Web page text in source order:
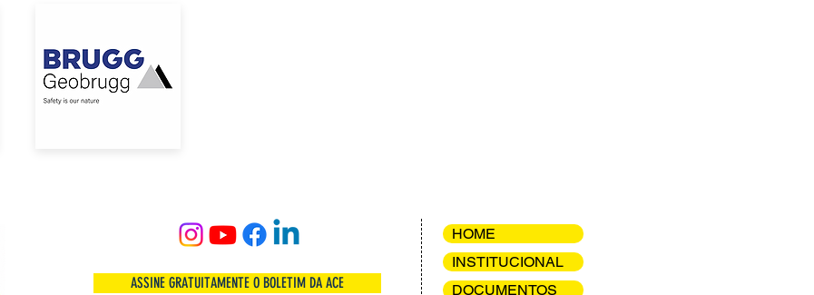
ASSINE GRATUITAMENTE O BOLETIM DA ACE
HOME
INSTITUCIONAL
DOCUMENTOS